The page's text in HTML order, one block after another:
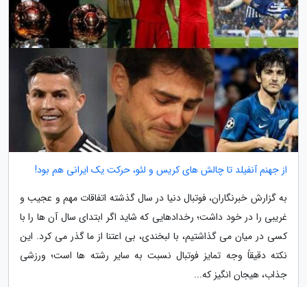
از جهنم آنفیلد تا چالش های کریس و لئو، حرکت یک ایرانی هم بود!
به گزارش خبرنگاران، فوتبال دنیا در سال گذشته اتفاقات مهم و عجیب و
غریبی را در خود داشت؛ رخدادهایی که شاید اگر ابتدای سال آن ها را با
کسی در میان می گذاشتیم، با لبخندی، بی اعتنا از ما گذر می کرد. این
نکته دقیقاً وجه تمایز فوتبال نسبت به سایر رشته ها است؛ ورزشی
جذاب، هیجان انگیز که...